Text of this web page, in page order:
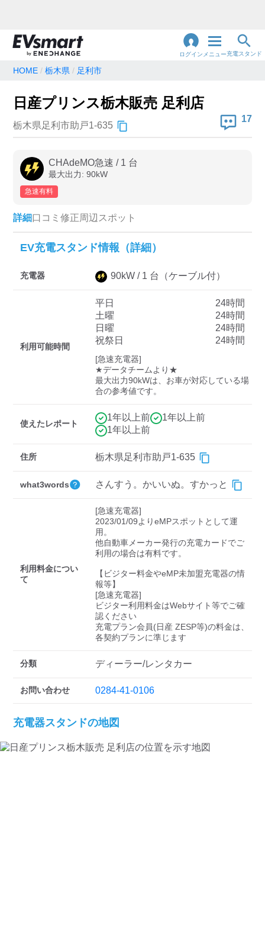
ログイン メニュー充電スタンド
地名・観光スポット・住所で検索
充電器の種類
急速充電器のみ表示
高速道路上のみ表示
認証システム
三菱ディーラーを表示
日産ディーラーを表示
トヨタディーラーを表
中速-20kW-以上 急速-44kW-以上
車種
HOME 栃木県 足利市
日産プリンス栃木販売 足利店
栃木県足利市助戸1-635
17
CHAdeMO急速 / 1 台
最大出力: 90kW
急速有料
詳細口コミ 修正周辺スポット
EV充電スタンド情報（詳細）
充電器 90kW / 1 台 （ケーブル付）
利用可能時間
平日
24時間
土曜
24時間
日曜
24時間
祝祭日
24時間
[急速充電器]
★データチームより★
最大出力90kWは、お車が対応している場
合の参考値です。
使えたレポート
1年以上前
1年以上前
1年以上前
住所 栃木県足利市助戸1-635
what3words さんすう。かいいぬ。すかっと
利用料金につい
て
[急速充電器]
2023/01/09よりeMPスポットとして運
用。
他自動車メーカー発行の充電カードでご
利用の場合は有料です。
【ビジター料金やeMP未加盟充電器の情
報等】
[急速充電器]
ビジター利用料金はWebサイト等でご確
認ください
充電プラン会員(日産 ZESP等)の料金は、
各契約プランに準じます
分類 ディーラー/レンタカー
お問い合わせ 0284-41-0106
充電器スタンドの地図